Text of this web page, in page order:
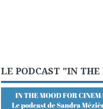
LE PODCAST "IN